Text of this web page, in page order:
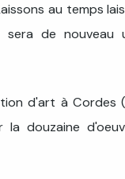
au temps
de nouveau
d'art à Cordes
douzaine